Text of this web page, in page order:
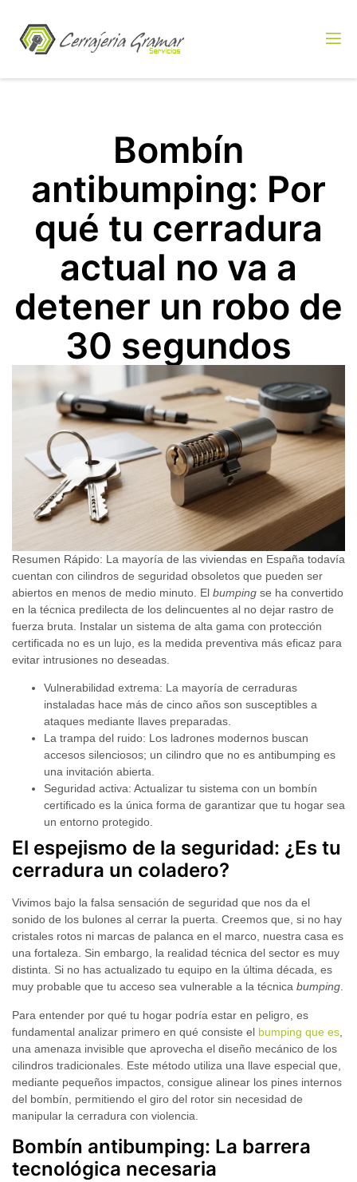
Bombín
antibumping: Por
qué tu cerradura
actual no va a
detener un robo de
30 segundos
Resumen Rápido: La mayoría de las viviendas en España todavía
cuentan con cilindros de seguridad obsoletos que pueden ser
abiertos en menos de medio minuto. El bumping se ha convertido
en la técnica predilecta de los delincuentes al no dejar rastro de
fuerza bruta. Instalar un sistema de alta gama con protección
certificada no es un lujo, es la medida preventiva más eficaz para
evitar intrusiones no deseadas.
Vulnerabilidad extrema: La mayoría de cerraduras
instaladas hace más de cinco años son susceptibles a
ataques mediante llaves preparadas.
La trampa del ruido: Los ladrones modernos buscan
accesos silenciosos; un cilindro que no es antibumping es
una invitación abierta.
Seguridad activa: Actualizar tu sistema con un bombín
certificado es la única forma de garantizar que tu hogar sea
un entorno protegido.
El espejismo de la seguridad: ¿Es tu
cerradura un coladero?
Vivimos bajo la falsa sensación de seguridad que nos da el
sonido de los bulones al cerrar la puerta. Creemos que, si no hay
cristales rotos ni marcas de palanca en el marco, nuestra casa es
una fortaleza. Sin embargo, la realidad técnica del sector es muy
distinta. Si no has actualizado tu equipo en la última década, es
muy probable que tu acceso sea vulnerable a la técnica bumping.
Para entender por qué tu hogar podría estar en peligro, es
fundamental analizar primero en qué consiste el bumping que es
una amenaza invisible que aprovecha el diseño mecánico de los
cilindros tradicionales. Este método utiliza una llave especial que,
mediante pequeños impactos, consigue alinear los pines internos
del bombín, permitiendo el giro del rotor sin necesidad de
manipular la cerradura con violencia.
Bombín antibumping: La barrera
tecnológica necesaria